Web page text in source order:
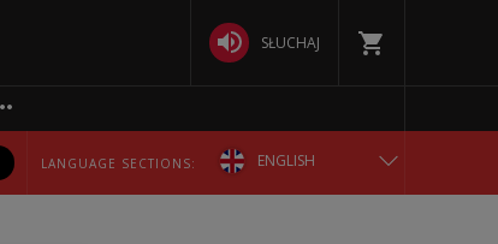
SŁUCHAJ
LANGUAGE SECTIONS: ENGLISH